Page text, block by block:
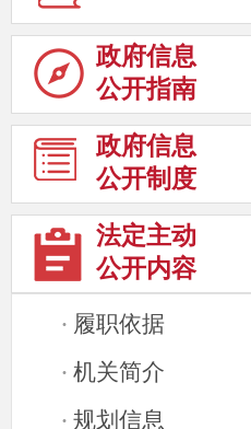
政府信息
公开指南
政府信息
公开制度
法定主动
公开内容
· 履职依据
· 机关简介
· 规划信息